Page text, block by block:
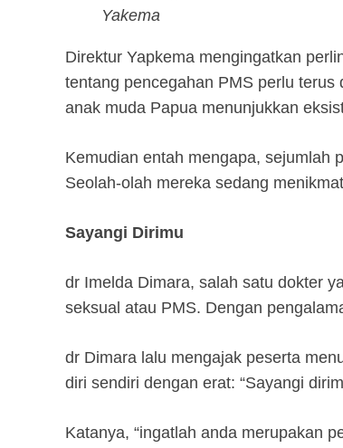
Yakema
Direktur Yapkema mengingatkan
tentang pencegahan PMS perlu
anak muda Papua menunjukkan
Kemudian entah mengapa, sejumlah
Seolah-olah mereka sedang
Sayangi Dirimu
dr Imelda Dimara, salah satu dokter
seksual atau PMS. Dengan
dr Dimara lalu mengajak peserta
diri sendiri dengan erat: “Sayangi
Katanya, “ingatlah anda merupakan